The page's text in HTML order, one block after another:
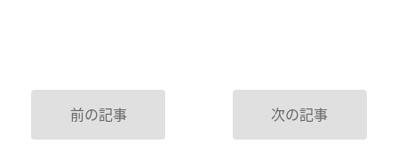
前の記事 次の記事